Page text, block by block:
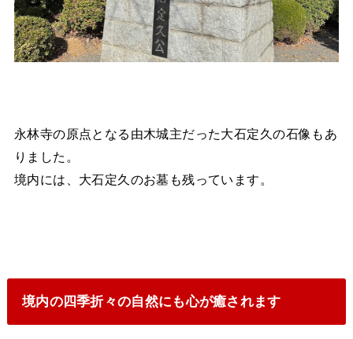
永林寺の原点となる由木城主だった大石定久の石像もあ
りました。
境内には、大石定久のお墓も残っています。
境内の四季折々の自然にも心が癒されます